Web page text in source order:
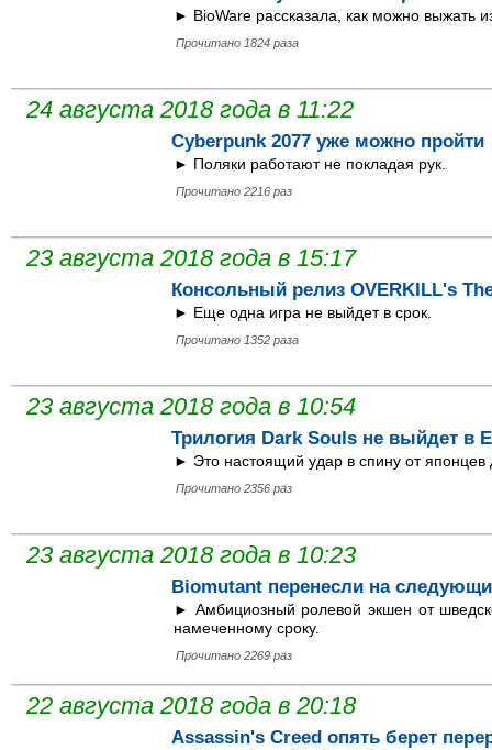
► BioWare рассказала, как можно выжать
Прочитано 1824 раза
24 августа 2018 года в 11:22
Cyberpunk 2077 уже можно пройти
► Поляки работают не покладая рук.
Прочитано 2216 раз
23 августа 2018 года в 15:17
Консольный релиз OVERKILL's
► Еще одна игра не выйдет в срок.
Прочитано 1352 раза
23 августа 2018 года в 10:54
Трилогия Dark Souls не выйдет в
► Это настоящий удар в спину от японцев
Прочитано 2356 раз
23 августа 2018 года в 10:23
Biomutant перенесли на
► Амбициозный ролевой экшен от
намеченному сроку.
Прочитано 2269 раз
22 августа 2018 года в 20:18
Assassin's Creed опять берет